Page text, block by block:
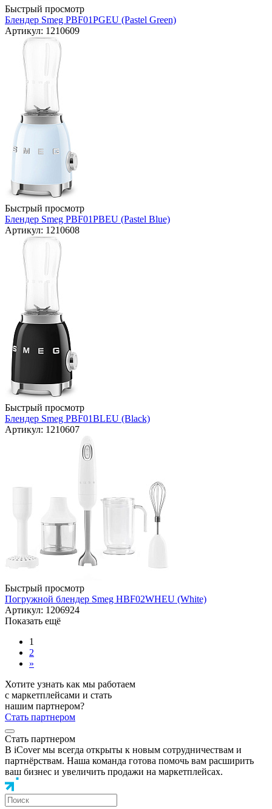
Быстрый просмотр
Блендер Smeg PBF01PGEU (Pastel Green)
Артикул: 1210609
Быстрый просмотр
Блендер Smeg PBF01PBEU (Pastel Blue)
Артикул: 1210608
Быстрый просмотр
Блендер Smeg PBF01BLEU (Black)
Артикул: 1210607
Быстрый просмотр
Погружной блендер Smeg HBF02WHEU (White)
Артикул: 1206924
Показать ещё
1
2
»
Хотите узнать как мы работаем
с маркетплейсами и стать
нашим партнером?
Стать партнером
Стать партнером
В iCover мы всегда открыты к новым сотрудничествам и
партнёрствам. Наша команда готова помочь вам расширить
ваш бизнес и увеличить продажи на маркетплейсах.